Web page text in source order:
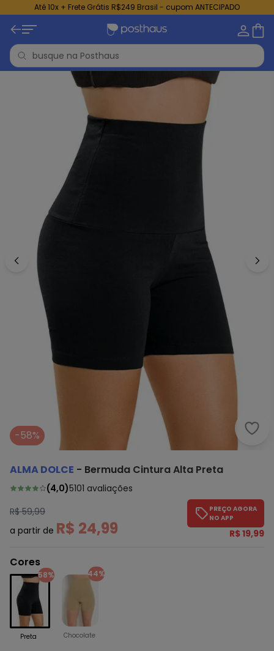
Até 10x + Frete Grátis R$249 Brasil - cupom ANTECIPADO
-58%
ALMA DOLCE - Bermuda Cintura Alta Preta
(4,0)5101 avaliações
R$ 59,99
a partir de R$ 24,99
PREÇO AGORA
NO APP
R$ 19,99
Cores
58%
Preta
44%
Chocolate